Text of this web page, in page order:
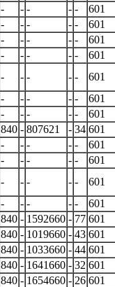
- - - - - 601
- - - - - 601
- - - - - 601
- - - - - 601
- - - - - 601
- - - - - 601
- - - - - 601
840 - 807621 - 34 601
- - - - - 601
- - - - - 601
- - - - - 601
- - - - - 601
840 - 1592660 - 77 601
840 - 1019660 - 43 601
840 - 1033660 - 44 601
840 - 1641660 - 32 601
840 - 1654660 - 26 601